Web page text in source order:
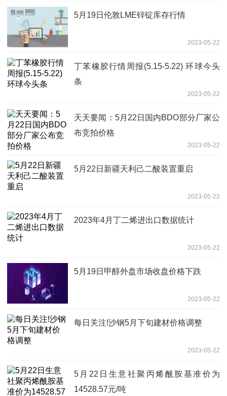
5月19日伦敦LME锌锭库存行情
2023-05-22
丁苯橡胶行情周报(5.15-5.22) 环球今头
条
2023-05-22
天天要闻：5月22日国内BDO部分厂家公
布竞拍价格
2023-05-22
5月22日新疆天利己二酸装置重启
2023-05-22
2023年4月丁二烯进出口数据统计
2023-05-22
5月19日甲醇外盘市场收盘价格下跌
2023-05-22
每日关注!沙钢5月下旬建材价格调整
2023-05-22
5月22日生意社聚丙烯酰胺基准价为
14528.57元/吨